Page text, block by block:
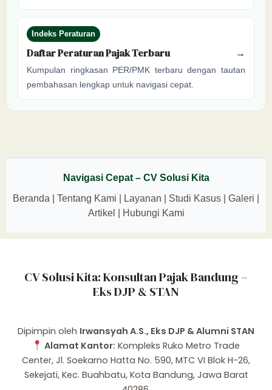
Indeks Peraturan
Daftar Peraturan Pajak Terbaru →
Kumpulan ringkasan PER/PMK terbaru dengan tautan
pembahasan lengkap untuk navigasi cepat.
Navigasi Cepat – CV Solusi Kita
Beranda
Tentang Kami Layanan Studi Kasus Galeri
Artikel
Hubungi Kami
CV Solusi Kita: Konsultan Pajak Bandung –
Eks DJP & STAN
Dipimpin oleh Irwansyah A.S., Eks DJP & Alumni STAN
Alamat Kantor: Kompleks Ruko Metro Trade
Center, Jl. Soekarno Hatta No. 590, MTC VI Blok H-26,
Sekejati, Kec. Buahbatu, Kota Bandung, Jawa Barat